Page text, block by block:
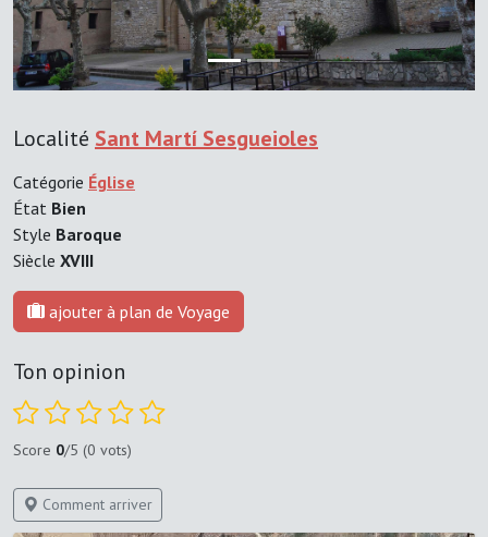
Localité Sant Martí Sesgueioles
Catégorie Église
État Bien
Style Baroque
Siècle XVIII
ajouter à plan de Voyage
Ton opinion
Score 0/5 (0 vots)
Comment arriver